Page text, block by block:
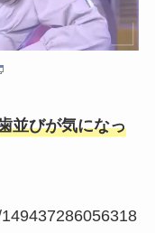
並びが気になっ